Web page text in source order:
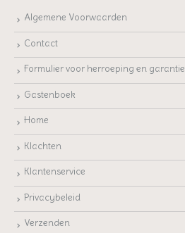
Algemene Voorwaarden
Contact
Formulier voor herroeping en garantie
Gastenboek
Home
Klachten
Klantenservice
Privacybeleid
Verzenden